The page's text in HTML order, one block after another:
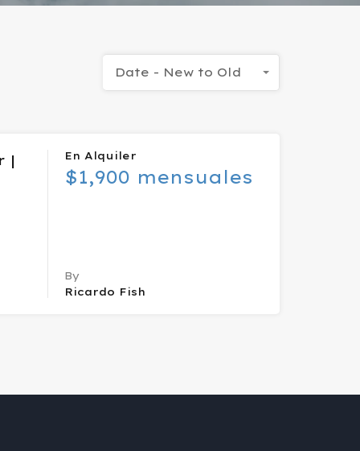
Date - New to Old
|
En Alquiler
$1,900 mensuales
By
Ricardo Fish